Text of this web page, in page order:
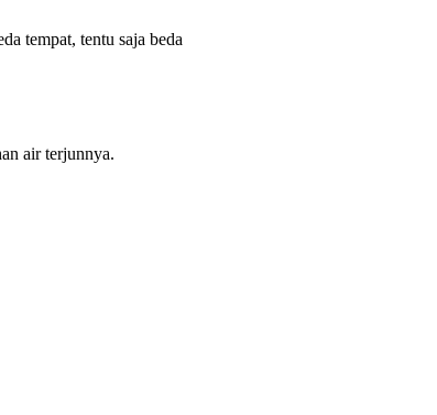
tempat, tentu saja beda
air terjunnya.